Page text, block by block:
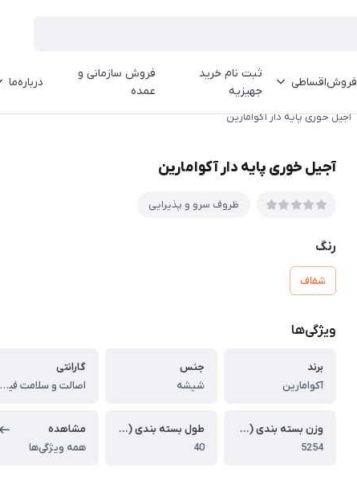
فروش‌اقساطی
ثبت نام خرید
جهیزیه
فروش سازمانی و
عمده
درباره‌ما
آجیل خوری پایه دار آکوامارین
آجیل خوری پایه دار آکوامارین
ظروف سرو و پذیرایی
رنگ
شفاف
ویژگی‌ها
برند
آکوامارین
جنس
شیشه
گارانتی
اصالت و سلامت فیزیکی کالا
وزن بسته بندی (گرم)
5254
طول بسته بندی (سانتی متر)
40
مشاهده
همه ویژگی‌ها